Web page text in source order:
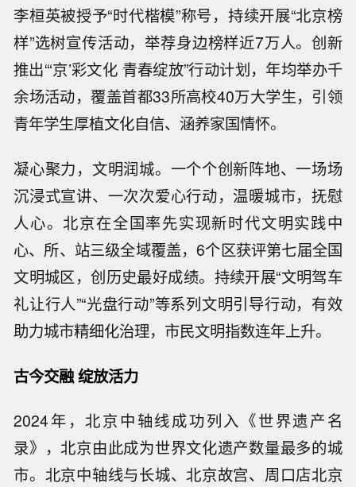
李桓英被授予“时代楷模”称号，持续开展“北京榜
样”选树宣传活动，举荐身边榜样近7万人。创新
推出“‘京’彩文化 青春绽放”行动计划，年均举办千
余场活动，覆盖首都33所高校40万大学生，引领
青年学生厚植文化自信、涵养家国情怀。
凝心聚力，文明润城。一个个创新阵地、一场场
沉浸式宣讲、一次次爱心行动，温暖城市，抚慰
人心。北京在全国率先实现新时代文明实践中
心、所、站三级全域覆盖，6个区获评第七届全国
文明城区，创历史最好成绩。持续开展“文明驾车
礼让行人”“光盘行动”等系列文明引导行动，有效
助力城市精细化治理，市民文明指数连年上升。
古今交融 绽放活力
2024年，北京中轴线成功列入《世界遗产名
录》，北京由此成为世界文化遗产数量最多的城
市。北京中轴线与长城、北京故宫、周口店北京